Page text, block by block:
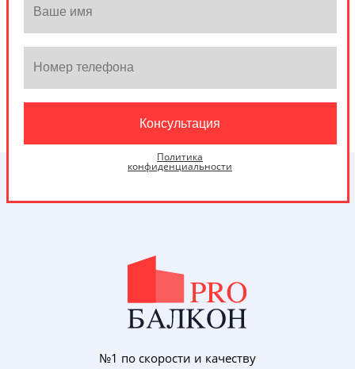
Политика
конфиденциальности
№1 по скорости и качеству